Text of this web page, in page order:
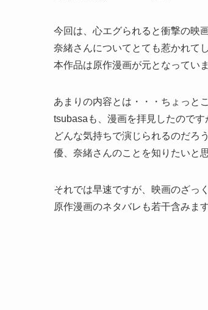
今回は、心エグられると衝撃の映
奈緒さんについてとても惹かれて
本作品は原作漫画が元となってい
あまりの内容とは・・・ちょっと
tsubasaも、漫画を拝見したので
どんな気持ちで演じられるのだろ
優、奈緒さんのことを知りたいと
それでは早速ですが、映画のざっ
原作漫画のネタバレも若干含みま